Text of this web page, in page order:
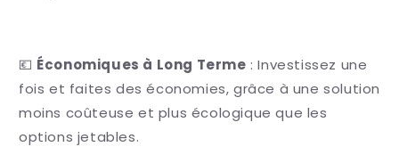
💶 Économiques à Long Terme : Investissez une
fois et faites des économies, grâce à une solution
moins coûteuse et plus écologique que les
options jetables.